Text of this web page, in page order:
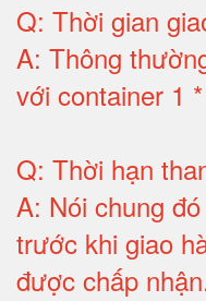
Q: Thời gian
A: Thông
với container 1
Q: Thời hạn
A: Nói chung
trước khi giao
được chấp nhận